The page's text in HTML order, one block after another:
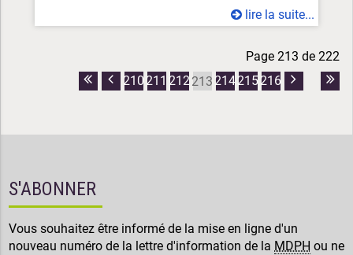
lire la suite...
Page 213 de 222
Première
Page
210 211 212 213 214 215 216
Page
S'ABONNER
Vous souhaitez être informé de la mise en ligne d'un
nouveau numéro de la lettre d'information de la MDPH ou ne